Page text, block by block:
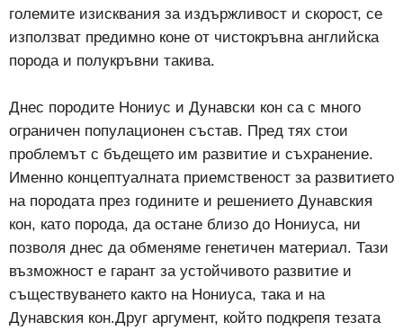
големите изисквания за издържливост и скорост, се
използват предимно коне от чистокръвна английска
порода и полукръвни такива.
Днес породите Нониус и Дунавски кон са с много
ограничен популационен състав. Пред тях стои
проблемът с бъдещето им развитие и съхранение.
Именно концептуалната приемственост за развитието
на породата през годините и решението Дунавския
кон, като порода, да остане близо до Нониуса, ни
позволя днес да обменяме генетичен материал. Тази
възможност е гарант за устойчивото развитие и
съществуването както на Нониуса, така и на
Дунавския кон.Друг аргумент, който подкрепя тезата